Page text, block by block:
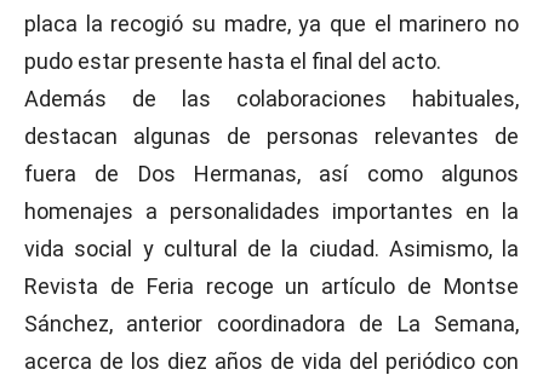
placa la recogió su madre, ya que el marinero no
pudo estar presente hasta el final del acto.
Además de las colaboraciones habituales,
destacan algunas de personas relevantes de
fuera de Dos Hermanas, así como algunos
homenajes a personalidades importantes en la
vida social y cultural de la ciudad. Asimismo, la
Revista de Feria recoge un artículo de Montse
Sánchez, anterior coordinadora de La Semana,
acerca de los diez años de vida del periódico con